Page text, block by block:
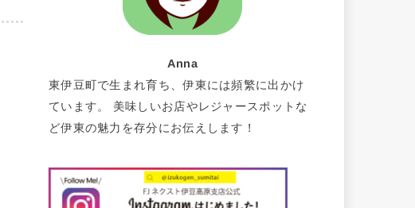
Anna
東伊豆町で生まれ育ち、伊東には頻繁に出かけ
ています。 美味しいお店やレジャースポットな
ど伊東の魅力を存分にお伝えします！